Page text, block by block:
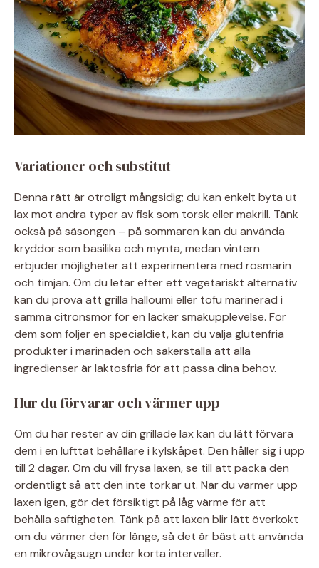
Variationer och substitut
Denna rätt är otroligt mångsidig; du kan enkelt byta ut
lax mot andra typer av fisk som torsk eller makrill. Tänk
också på säsongen – på sommaren kan du använda
kryddor som basilika och mynta, medan vintern
erbjuder möjligheter att experimentera med rosmarin
och timjan. Om du letar efter ett vegetariskt alternativ
kan du prova att grilla halloumi eller tofu marinerad i
samma citronsmör för en läcker smakupplevelse. För
dem som följer en specialdiet, kan du välja glutenfria
produkter i marinaden och säkerställa att alla
ingredienser är laktosfria för att passa dina behov.
Hur du förvarar och värmer upp
Om du har rester av din grillade lax kan du lätt förvara
dem i en lufttät behållare i kylskåpet. Den håller sig i upp
till 2 dagar. Om du vill frysa laxen, se till att packa den
ordentligt så att den inte torkar ut. När du värmer upp
laxen igen, gör det försiktigt på låg värme för att
behålla saftigheten. Tänk på att laxen blir lätt överkokt
om du värmer den för länge, så det är bäst att använda
en mikrovågsugn under korta intervaller.